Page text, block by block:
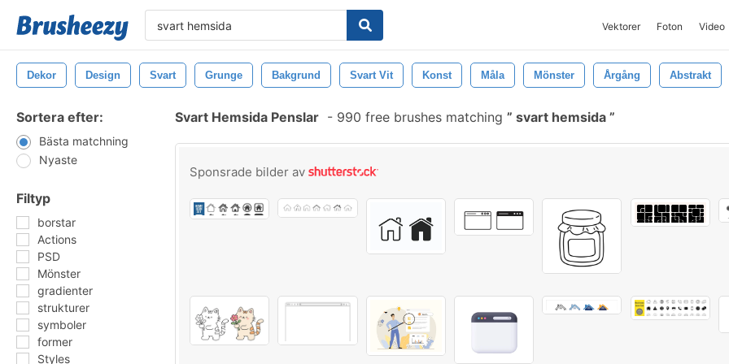
Vektorer Foton Video
Dekor Design Svart Grunge Bakgrund Svart Vit Konst Måla Mönster Årgång Abstrakt
Sortera efter:
Bästa matchning
Nyaste
Filtyp
borstar
Actions
PSD
Mönster
gradienter
strukturer
symboler
former
Styles
Svart Hemsida Penslar - 990 free brushes matching svart hemsida
Sponsrade bilder av